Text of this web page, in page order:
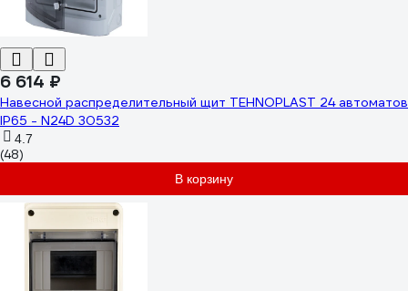
6 614 ₽
Навесной распределительный щит TEHNOPLAST 24 автоматов
IP65 - N24D 30532
4.7
(48)
В корзину